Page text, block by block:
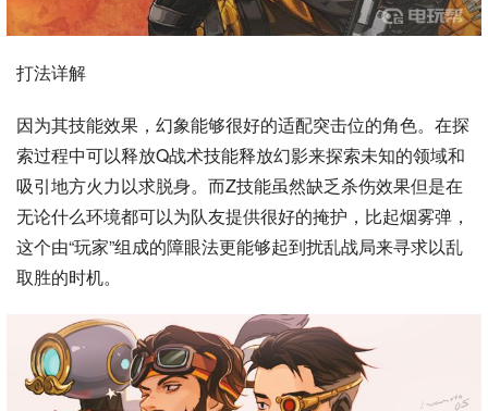
打法详解
因为其技能效果，幻象能够很好的适配突击位的角色。在探
索过程中可以释放Q战术技能释放幻影来探索未知的领域和
吸引地方火力以求脱身。而Z技能虽然缺乏杀伤效果但是在
无论什么环境都可以为队友提供很好的掩护，比起烟雾弹，
这个由“玩家”组成的障眼法更能够起到扰乱战局来寻求以乱
取胜的时机。